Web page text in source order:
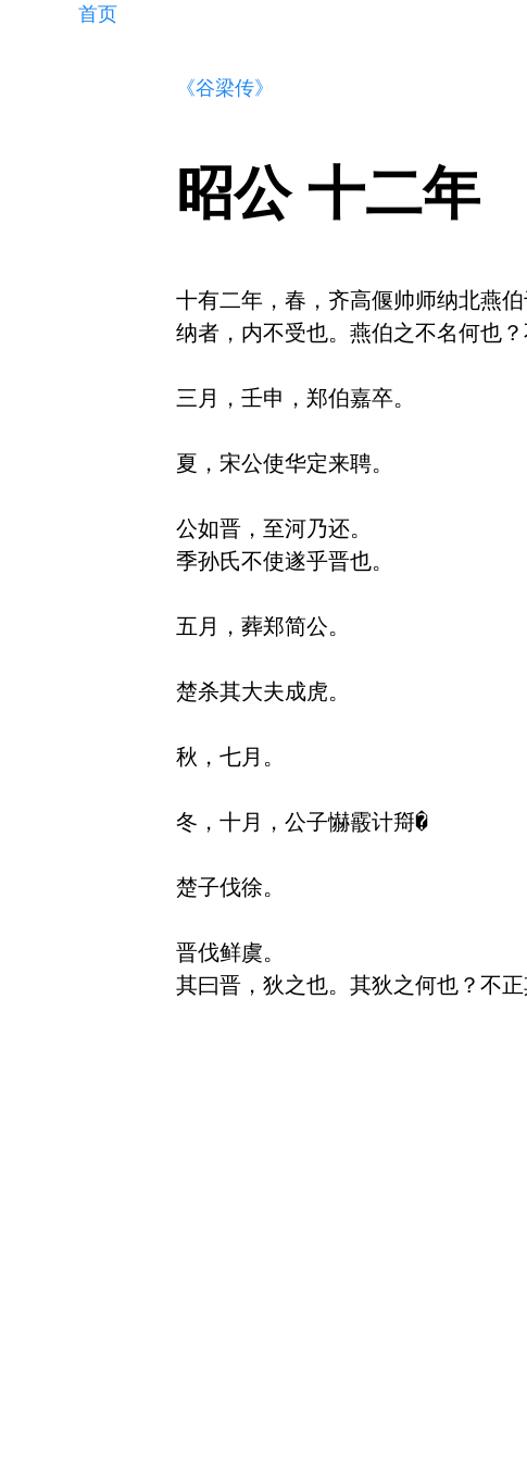
首页
《谷梁传》
昭公 十二年
十有二年，春，齐高偃帅师纳北燕伯
纳者，内不受也。燕伯之不名何也？
三月，壬申，郑伯嘉卒。
夏，宋公使华定来聘。
公如晋，至河乃还。
季孙氏不使遂乎晋也。
五月，葬郑简公。
楚杀其大夫成虎。
秋，七月。
冬，十月，公子懗霰计搿�
楚子伐徐。
晋伐鲜虞。